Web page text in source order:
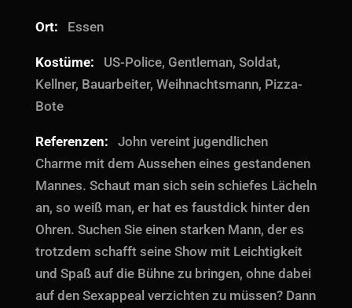
Ort: Essen
Kostüme: US-Police, Gentleman, Soldat,
Kellner, Bauarbeiter, Weihnachtsmann, Pizza-
Bote
Referenzen:
John vereint jugendlichen
Charme mit dem Aussehen eines gestandenen
Mannes. Schaut man sich sein schiefes Lächeln
an, so weiß man, er hat es faustdick hinter den
Ohren. Suchen Sie einen starken Mann, der es
trotzdem schafft seine Show mit Leichtigkeit
und Spaß auf die Bühne zu bringen, ohne dabei
auf den Sexappeal verzichten zu müssen? Dann